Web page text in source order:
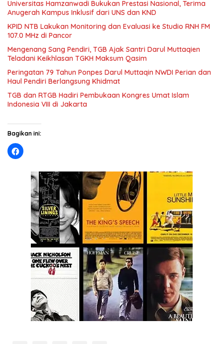
Universitas Hamzanwadi Bukukan Prestasi Nasional, Terima
Anugerah Kampus Inklusif dari UNS dan KND
KPID NTB Lakukan Monitoring dan Evaluasi ke Studio RNH FM
107.0 MHz di Pancor
Mengenang Sang Pendiri, TGB Ajak Santri Darul Muttaqien
Teladani Keikhlasan TGKH Maksum Qasim
Peringatan 79 Tahun Ponpes Darul Muttaqin NWDI Perian dan
Haul Pendiri Berlangsung Khidmat
TGB dan RTGB Hadiri Pembukaan Kongres Umat Islam
Indonesia VIII di Jakarta
Bagikan ini: